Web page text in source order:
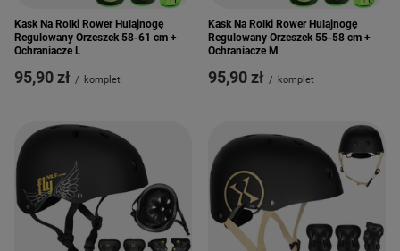
Kask Na Rolki Rower Hulajnogę
Regulowany Orzeszek 58-61 cm +
Ochraniacze L
95,90 zł / komplet
Kask Na Rolki Rower Hulajnogę
Regulowany Orzeszek 55-58 cm +
Ochraniacze M
95,90 zł / komplet